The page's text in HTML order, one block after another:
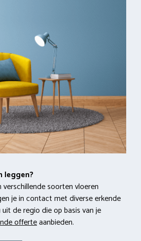
leggen?
soorten vloeren
je in contact met diverse erkende
de regio die op basis van je
offerteaanbieden.